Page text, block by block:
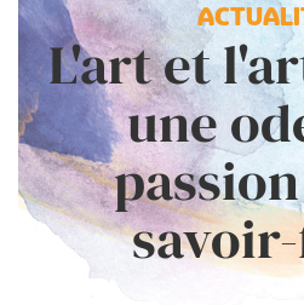
L'art et
une